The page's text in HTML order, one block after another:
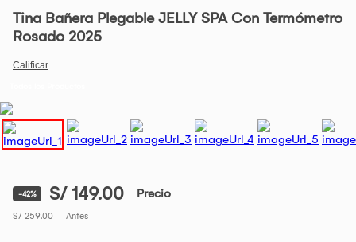
Tina Bañera Plegable JELLY SPA Con Termómetro
Rosado 2025
-42% S/ 149.00 Precio
S/ 259.00 Antes